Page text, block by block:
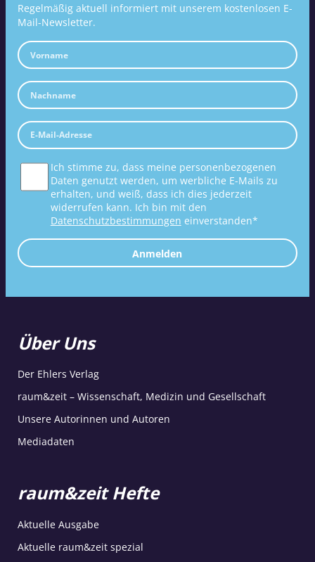
Regelmäßig aktuell informiert mit unserem kostenlosen E-
Mail-Newsletter.
Ich stimme zu, dass meine personenbezogenen
Daten genutzt werden, um werbliche E-Mails zu
erhalten, und weiß, dass ich dies jederzeit
widerrufen kann. Ich bin mit den
Datenschutzbestimmungen einverstanden*
Anmelden
Über Uns
Der Ehlers Verlag
raum&zeit – Wissenschaft, Medizin und Gesellschaft
Unsere Autorinnen und Autoren
Mediadaten
raum&zeit Hefte
Aktuelle Ausgabe
Aktuelle raum&zeit spezial